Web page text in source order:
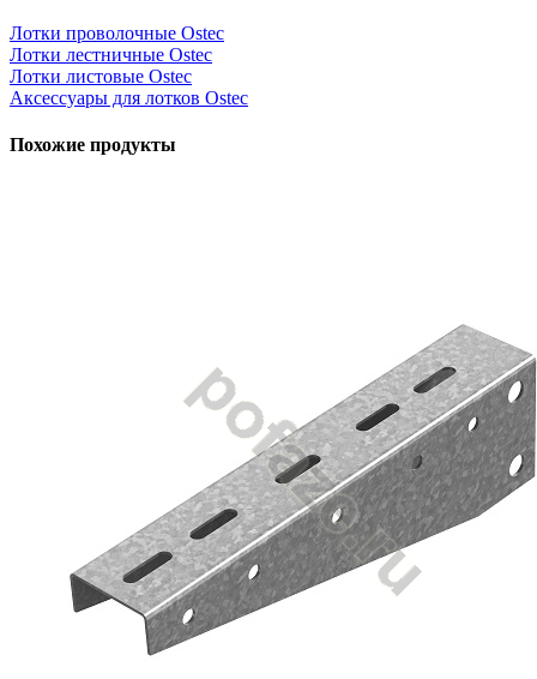
Лотки проволочные Ostec
Лотки лестничные Ostec
Лотки листовые Ostec
Аксессуары для лотков Ostec
Похожие продукты